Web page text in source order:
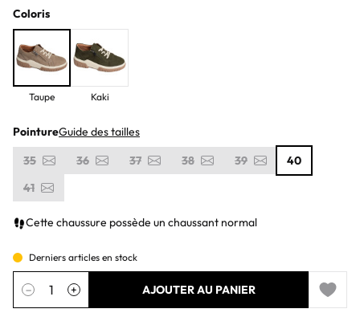
Coloris
Taupe Kaki
PointureGuide des tailles
35
36 37 38 39
40
41
Cette chaussure possède un chaussant normal
Derniers articles en stock
Quantité
− + AJOUTER AU PANIER
Add to